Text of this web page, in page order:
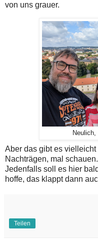
von uns grauer.
Aber das gibt es
Nachträgen, mal schauen.
Jedenfalls soll es hier
hoffe, das klappt dann
Teilen